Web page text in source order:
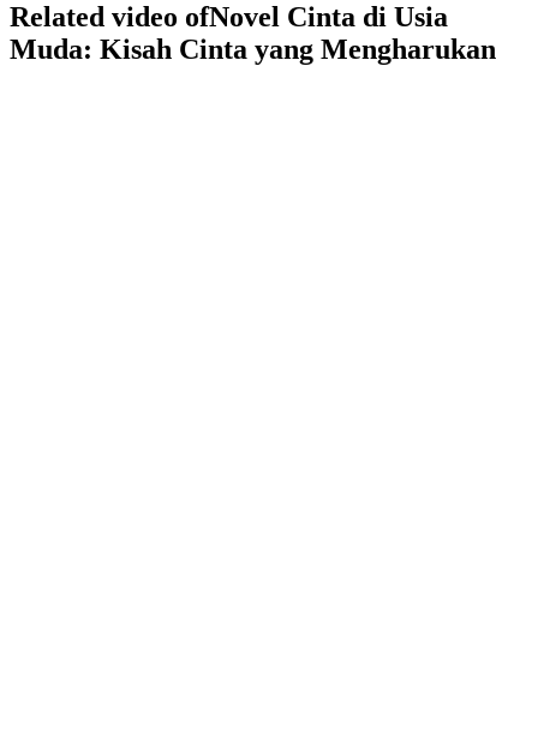
Related video ofNovel Cinta di Usia
Muda: Kisah Cinta yang Mengharukan